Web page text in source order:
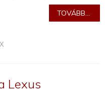
TOVÁBB...
Lexus